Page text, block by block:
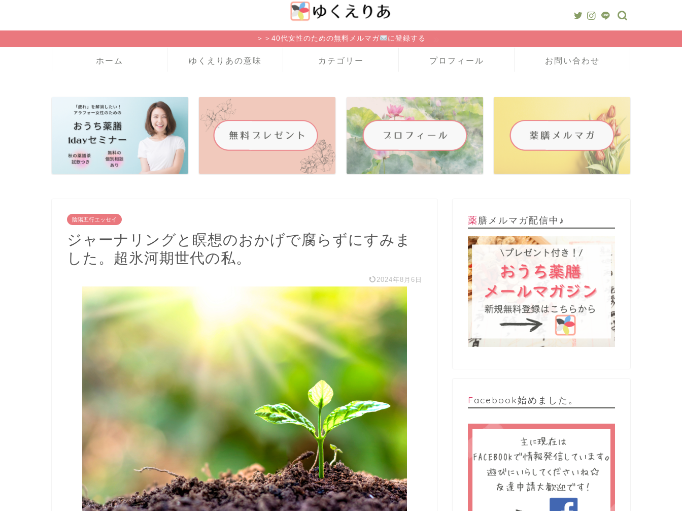
＞＞40代女性のための無料メルマガ に登録する
ホーム ゆくえりあの意味 カテゴリー プロフィール お問い合わせ
陰陽五行エッセイ
ジャーナリングと瞑想のおかげで腐らずにすみま
した。超氷河期世代の私。
2024年8月6日
薬膳メルマガ配信中♪
Facebook始めました。